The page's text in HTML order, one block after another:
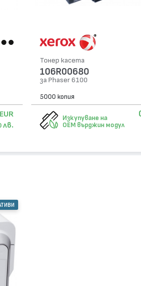
EUR
лв.
Тонер касета
106R00680
за Phaser 6100
5000 копия
Изкупуване на
OEM върджин модул